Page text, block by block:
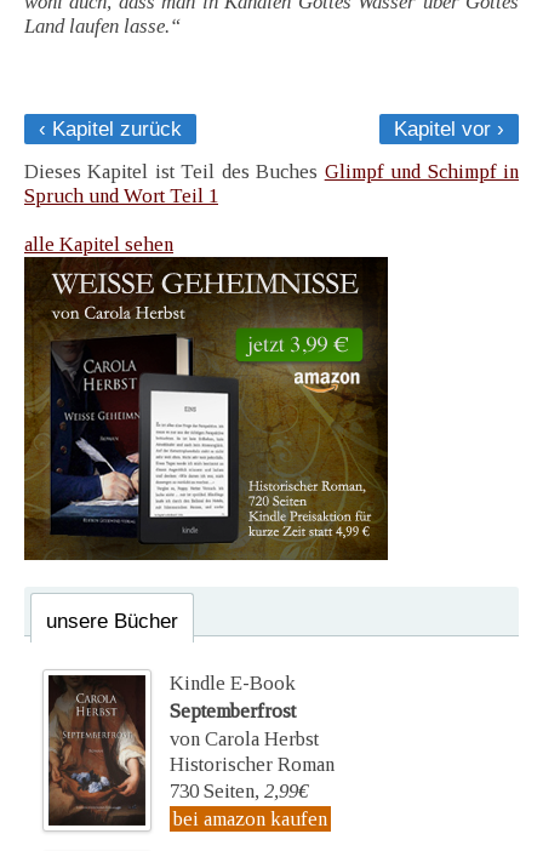
Land laufen lasse.“
‹ Kapitel zurück
Kapitel vor ›
Dieses Kapitel ist Teil des Buches Glimpf und Schimpf in
Spruch und Wort Teil 1
alle Kapitel sehen
unsere Bücher
Kindle E-Book
Septemberfrost
von Carola Herbst
Historischer Roman
730 Seiten, 2,99€
bei amazon kaufen